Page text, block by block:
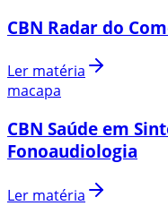
CBN Radar do
Ler matéria
macapa
CBN Saúde em
Fonoaudiologia
Ler matéria